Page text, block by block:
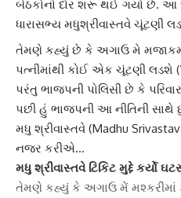
બેઠકોનો દોર શરૂ થઈ ગયો છે. આ
ધારાસભ્ય મધુશ્રીવાસ્તવે ચૂંટણી
તેમણે કહ્યું છે કે અગાઉ મે મજાક
પત્નીમાંથી કોઈ એક ચૂંટણી લડશે
પરંતુ ભાજપની પોલિસી છે કે
પછી હું ભાજપની આ નીતિની સાથે
મધુ શ્રીવાસ્તવે (Madhu
નજર કરીએ…
મધુ શ્રીવાસ્તવેટિકિટ મુદ્દે કર્યો
તેમણે કહ્યું કે અગાઉ મેં મશ્કરી